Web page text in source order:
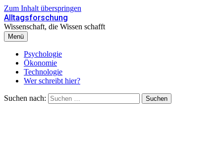
Zum Inhalt überspringen
Alltagsforschung
Wissenschaft, die Wissen schafft
Menü
Psychologie
Ökonomie
Technologie
Wer schreibt hier?
Suchen nach: